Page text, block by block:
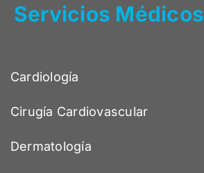
Servicios Médicos
Cardiología
Cirugía Cardiovascular
Dermatología